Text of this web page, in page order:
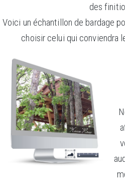
des
Voici un échantillon de bardage
choisir celui qui conviendra